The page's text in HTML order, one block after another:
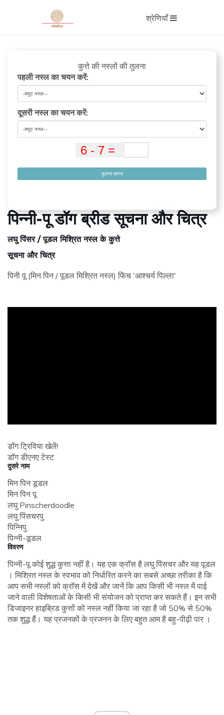
श्रेणियाँ
कुत्ते की नस्लों की तुलना
पहली नस्ल का चयन करें:
दूसरी नस्ल का चयन करें:
तुलना करना
पिन्नी-पू डॉग ब्रीड सूचना और चित्र
लघु पिंसर / पूडल मिश्रित नस्ल के कुत्ते
सूचना और चित्र
पिनी पू (मिन पिन / पूडल मिश्रित नस्ल) फिंच 'आश्चर्य पिल्ला'
डॉग ट्रिविया खेलें!
डॉग डीएनए टेस्ट
दुसरे नाम
मिन पिन डूडल
मिन पिन पू
लघु Pinscherdoodle
लघु पिंसचरपु
पिन्निपु
पिन्नी-डूडल
विवरण
पिन्नी-पू कोई शुद्ध कुत्ता नहीं है। यह एक क्रॉस है लघु पिंसचर और यह पूडल
। मिश्रित नस्ल के स्वभाव को निर्धारित करने का सबसे अच्छा तरीका है कि
आप सभी नस्लों को क्रॉस में देखें और जानें कि आप किसी भी नस्ल में पाई
जाने वाली विशेषताओं के किसी भी संयोजन को प्राप्त कर सकते हैं। इन सभी
डिजाइनर हाइब्रिड कुत्तों को नस्ल नहीं किया जा रहा है जो 50% से 50%
तक शुद्ध हैं। यह प्रजनकों के प्रजनन के लिए बहुत आम है बहु-पीढ़ी पार ।